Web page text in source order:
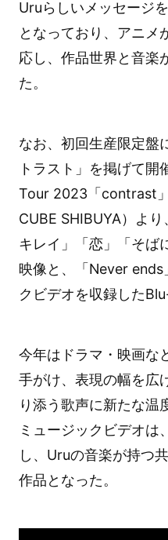
Uruらしいメッセージ
となっており、アニメ
応し、作品世界と音楽
た。
なお、初回生産限定盤
トラスト」を掲げて開
Tour 2023「contrast
CUBE SHIBUYA）よ
キレイ」「恋」「そば
映像と、「Never ends
クビデオを収録した
今年はドラマ・映画な
手がけ、表現の幅を広
り添う歌声に新たな温
ミュージックビデオは
し、Uruの音楽が持つ
作品となった。